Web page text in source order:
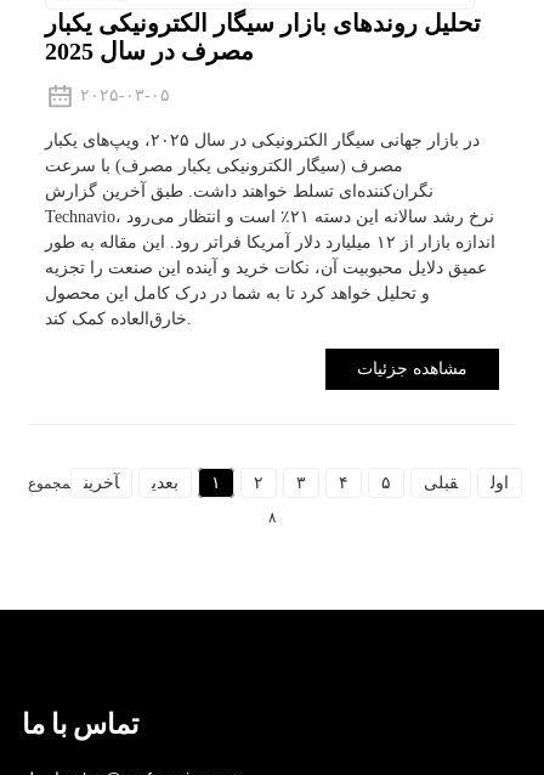
تحلیل روندهای بازار سیگار الکترونیکی یکبار
مصرف در سال 2025
۲۰۲۵-۰۳-۰۵
در بازار جهانی سیگار الکترونیکی در سال ۲۰۲۵، ویپ‌های یکبار
مصرف (سیگار الکترونیکی یکبار مصرف) با سرعت
نگران‌کننده‌ای تسلط خواهند داشت. طبق آخرین گزارش
Technavio، نرخ رشد سالانه این دسته ۲۱٪ است و انتظار می‌رود
اندازه بازار از ۱۲ میلیارد دلار آمریکا فراتر رود. این مقاله به طور
عمیق دلایل محبوبیت آن، نکات خرید و آینده این صنعت را تجزیه
و تحلیل خواهد کرد تا به شما در درک کامل این محصول
خارق‌العاده کمک کند.
مشاهده جزئیات
اول قبلی ۱ ۲ ۳ ۴ ۵ بعدی آخرین
مجموع
۸
تماس با ما